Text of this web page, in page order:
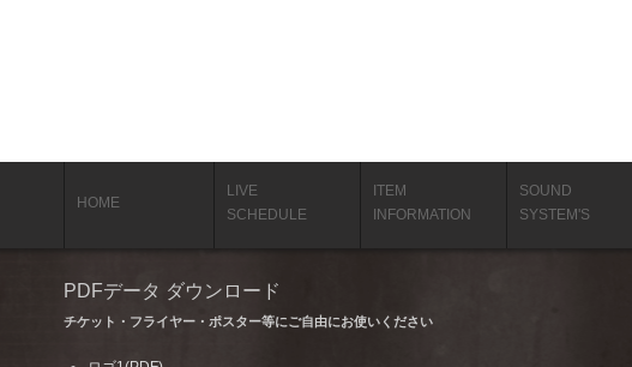
HOME
LIVE
SCHEDULE
ITEM
INFORMATION
SOUND
SYSTEM'S
PDFデータ ダウンロード
チケット・フライヤー・ポスター等にご自由にお使いください